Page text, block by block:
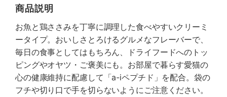
商品説明
お魚と鶏ささみを丁寧に調理した食べやすいクリーミ
ータイプ。おいしさとろけるグルメなフレーバーで、
毎日の食事としてはもちろん、ドライフードへのトッ
ピングやオヤツ・ご褒美にも。お部屋で暮らす愛猫の
心の健康維持に配慮して「a-iペプチド」を配合。袋の
フチや切り口で手を切らないようにご注意ください。